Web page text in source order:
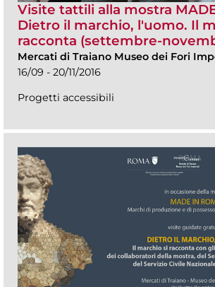
Visite tattili alla mostra
Dietro il marchio, l'uomo. Il
racconta (settembre-
Mercati di Traiano Museo dei Fori
16/09 - 20/11/2016
Progetti accessibili